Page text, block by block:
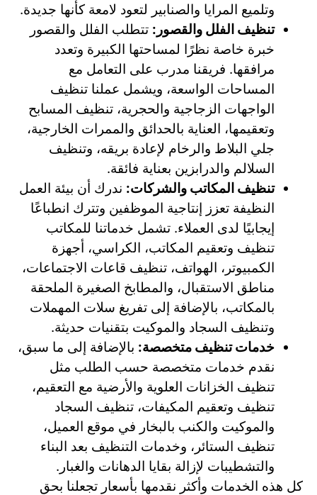
وتلميع المرايا والصنابير لتعود لامعة كأنها جديدة.
تنظيف الفلل والقصور: تتطلب الفلل والقصور
خبرة خاصة نظرًا لمساحتها الكبيرة وتعدد
مرافقها. فريقنا مدرب على التعامل مع
المساحات الواسعة، ويشمل عملنا تنظيف
الواجهات الزجاجية والحجرية، تنظيف المسابح
وتعقيمها، العناية بالحدائق والممرات الخارجية،
جلي البلاط والرخام لإعادة بريقه، وتنظيف
السلالم والدرابزين بعناية فائقة.
تنظيف المكاتب والشركات: ندرك أن بيئة العمل
النظيفة تعزز إنتاجية الموظفين وتترك انطباعًا
إيجابيًا لدى العملاء. تشمل خدماتنا للمكاتب
تنظيف وتعقيم المكاتب، الكراسي، أجهزة
الكمبيوتر، الهواتف، تنظيف قاعات الاجتماعات،
مناطق الاستقبال، والمطابخ الصغيرة الملحقة
بالمكاتب، بالإضافة إلى تفريغ سلات المهملات
وتنظيف السجاد والموكيت بتقنيات حديثة.
خدمات تنظيف متخصصة: بالإضافة إلى ما سبق،
نقدم خدمات متخصصة حسب الطلب مثل
تنظيف الخزانات العلوية والأرضية مع التعقيم،
تنظيف وتعقيم المكيفات، تنظيف السجاد
والموكيت والكنب بالبخار في موقع العميل،
تنظيف الستائر، وخدمات التنظيف بعد البناء
والتشطيبات لإزالة بقايا الدهانات والغبار.
كل هذه الخدمات وأكثر نقدمها بأسعار تجعلنا بحق